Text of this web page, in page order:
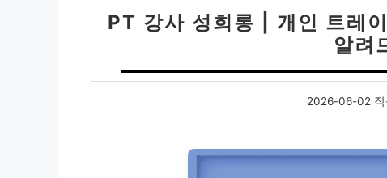
PT 강사 성희롱 | 개인 트레
알려
2026-06-02